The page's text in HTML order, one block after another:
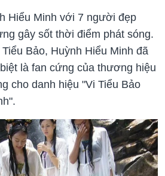
Hiểu Minh với 7 người đẹp
gây sốt thời điểm phát sóng.
Bảo, Huỳnh Hiểu Minh đã
là fan cứng của thương hiệu
cho danh hiệu "Vi Tiểu Bảo